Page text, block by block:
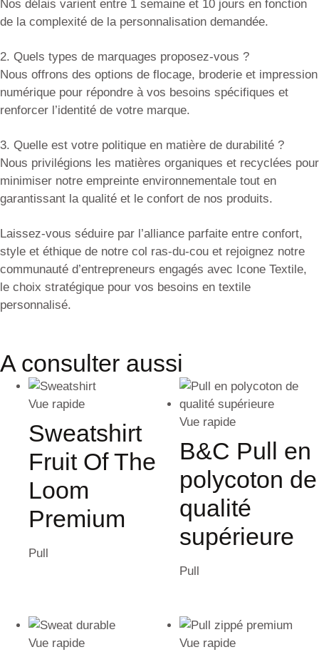
Nos délais varient entre 1 semaine et 10 jours en fonction
de la complexité de la personnalisation demandée.
2. Quels types de marquages proposez-vous ?
Nous offrons des options de flocage, broderie et impression
numérique pour répondre à vos besoins spécifiques et
renforcer l’identité de votre marque.
3. Quelle est votre politique en matière de durabilité ?
Nous privilégions les matières organiques et recyclées pour
minimiser notre empreinte environnementale tout en
garantissant la qualité et le confort de nos produits.
Laissez-vous séduire par l’alliance parfaite entre confort,
style et éthique de notre col ras-du-cou et rejoignez notre
communauté d’entrepreneurs engagés avec Icone Textile,
le choix stratégique pour vos besoins en textile
personnalisé.
A consulter aussi
Vue rapide
Sweatshirt
Fruit Of The
Loom
Premium
Pull
Vue rapide
B&C Pull en
polycoton de
qualité
supérieure
Pull
Vue rapide Vue rapide